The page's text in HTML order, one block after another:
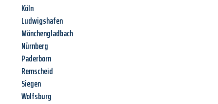
Köln
Ludwigshafen
Mönchengladbach
Nürnberg
Paderborn
Remscheid
Siegen
Wolfsburg